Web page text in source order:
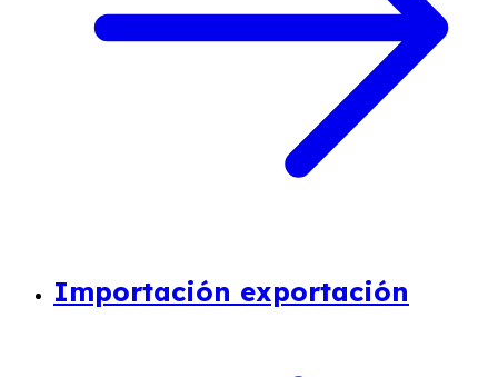
Importación exportación